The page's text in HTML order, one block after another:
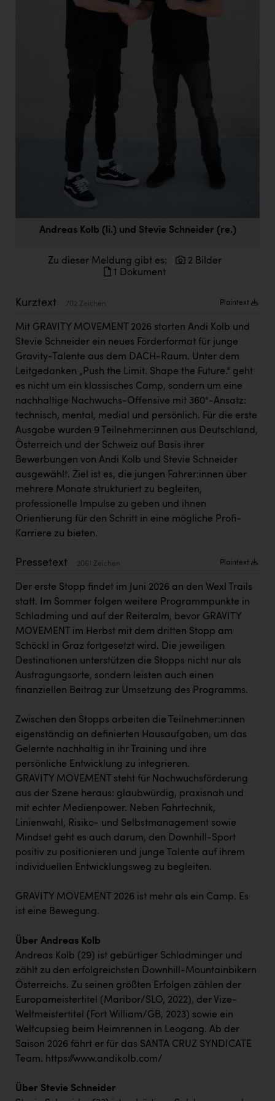
Doppler Gruppe
HIG Infomotion Group
Jane Goodall Institute Austria
Karin Liedl
KEBA
KIWI Kinderwunsch Institut Dr. Loimer
KLIPP Frisör
Kleider Bauer
Kremsmüller Anlagenbau GmbH
Maximarkt
Oldtimer Raststationen und Motorhotels
Österreichischer Kachelofenverband
Orlen
Passage Linz
PEZ
REMAX
RE/MAX Welcome
Resch&Frisch
RUBBLE MASTER
Ruderclub Wels
SCRI - Salzburg Cancer Research Institute
SCHMACHTL GmbH
Schwingshandl - automation technology gmbh
Seher + Partner
Smurfit Westrock Nettingsdorf
TCL
TGW Logistics
TRAILOMAT & Cycling Austria
VERITAS
Vier Diamanten
Vorlagenportal
Wir besiegen Krebs
Wirtschaftskammer OÖ
ZGONC
ZULuft - Zukunft Luft Austria
z.l.ö.
Andreas Kolb (li.) und Stevie Schneider (re.)
Zu dieser Meldung gibt es:
2 Bilder
1 Dokument
Kurztext 702 Zeichen Plaintext
Mit GRAVITY MOVEMENT 2026 starten Andi Kolb und
Stevie Schneider ein neues Förderformat für junge
Gravity-Talente aus dem DACH-Raum. Unter dem
Leitgedanken „Push the Limit. Shape the Future.“ geht
es nicht um ein klassisches Camp, sondern um eine
nachhaltige Nachwuchs-Offensive mit 360°-Ansatz:
technisch, mental, medial und persönlich. Für die erste
Ausgabe wurden 9 Teilnehmer:innen aus Deutschland,
Österreich und der Schweiz auf Basis ihrer
Bewerbungen von Andi Kolb und Stevie Schneider
ausgewählt. Ziel ist es, die jungen Fahrer:innen über
mehrere Monate strukturiert zu begleiten,
professionelle Impulse zu geben und ihnen
Orientierung für den Schritt in eine mögliche Profi-
Karriere zu bieten.
Pressetext 2061 Zeichen Plaintext
Der erste Stopp findet im Juni 2026 an den Wexl Trails
statt. Im Sommer folgen weitere Programmpunkte in
Schladming und auf der Reiteralm, bevor GRAVITY
MOVEMENT im Herbst mit dem dritten Stopp am
Schöckl in Graz fortgesetzt wird. Die jeweiligen
Destinationen unterstützen die Stopps nicht nur als
Austragungsorte, sondern leisten auch einen
finanziellen Beitrag zur Umsetzung des Programms.
Zwischen den Stopps arbeiten die Teilnehmer:innen
eigenständig an definierten Hausaufgaben, um das
Gelernte nachhaltig in ihr Training und ihre
persönliche Entwicklung zu integrieren.
GRAVITY MOVEMENT steht für Nachwuchsförderung
aus der Szene heraus: glaubwürdig, praxisnah und
mit echter Medienpower. Neben Fahrtechnik,
Linienwahl, Risiko- und Selbstmanagement sowie
Mindset geht es auch darum, den Downhill-Sport
positiv zu positionieren und junge Talente auf ihrem
individuellen Entwicklungsweg zu begleiten.
GRAVITY MOVEMENT 2026 ist mehr als ein Camp. Es
ist eine Bewegung.
Über Andreas Kolb
Andreas Kolb (29) ist gebürtiger Schladminger und
zählt zu den erfolgreichsten Downhill-Mountainbikern
Österreichs. Zu seinen größten Erfolgen zählen der
Europameistertitel (Maribor/SLO, 2022), der Vize-
Weltmeistertitel (Fort William/GB, 2023) sowie ein
Weltcupsieg beim Heimrennen in Leogang. Ab der
Saison 2026 fährt er für das SANTA CRUZ SYNDICATE
Team. https://www.andikolb.com/
Über Stevie Schneider